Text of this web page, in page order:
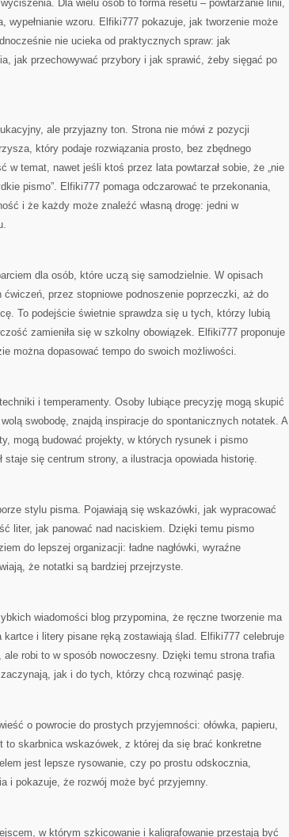
Dla wielu osób to forma resetu – powtarzanie linii,
wypełnianie wzoru. Elfiki777 pokazuje, jak tworzenie może
nie ucieka od praktycznych spraw: jak
jak przechowywać przybory i jak sprawić, żeby sięgać po
ale przyjazny ton. Strona nie mówi z pozycji
który podaje rozwiązania prosto, bez zbędnego
w temat, nawet jeśli ktoś przez lata powtarzał sobie, że „nie
pismo”. Elfiki777 pomaga odczarować te przekonania,
i że każdy może znaleźć własną drogę: jedni w
dla osób, które uczą się samodzielnie. W opisach
przez stopniowe podnoszenie poprzeczki, aż do
To podejście świetnie sprawdza się u tych, którzy lubią
zamieniła się w szkolny obowiązek. Elfiki777 proponuje
można dopasować tempo do swoich możliwości.
i temperamenty. Osoby lubiące precyzję mogą skupić
swobodę, znajdą inspiracje do spontanicznych notatek. A
mogą budować projekty, w których rysunek i pismo
staje się centrum strony, a ilustracja opowiada historię.
stylu pisma. Pojawiają się wskazówki, jak wypracować
liter, jak panować nad naciskiem. Dzięki temu pismo
do lepszej organizacji: ładne nagłówki, wyraźne
że notatki są bardziej przejrzyste.
wiadomości blog przypomina, że ręczne tworzenie ma
i litery pisane ręką zostawiają ślad. Elfiki777 celebruje
robi to w sposób nowoczesny. Dzięki temu strona trafia
jak i do tych, którzy chcą rozwinąć pasję.
o powrocie do prostych przyjemności: ołówka, papieru,
skarbnica wskazówek, z której da się brać konkretne
jest lepsze rysowanie, czy po prostu odskocznia,
i pokazuje, że rozwój może być przyjemny.
w którym szkicowanie i kaligrafowanie przestają być